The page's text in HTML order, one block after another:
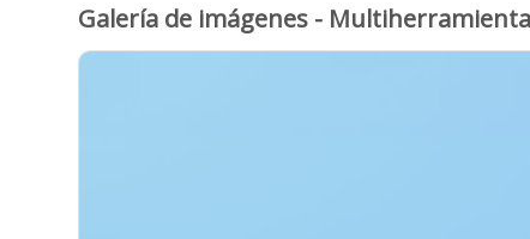
Galería de imágenes -